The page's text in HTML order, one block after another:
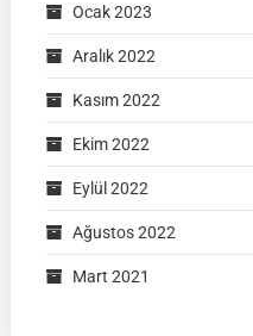
Ocak 2023
Aralık 2022
Kasım 2022
Ekim 2022
Eylül 2022
Ağustos 2022
Mart 2021